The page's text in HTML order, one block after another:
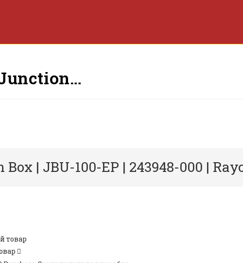
| JBU-100-EP | 243948-000 |
товар